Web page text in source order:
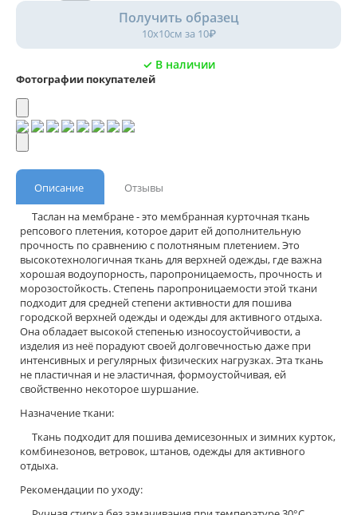
Получить образец
10х10см за 10₽
✓ В наличии
Фотографии покупателей
Описание
Отзывы
Таслан на мембране - это мембранная курточная ткань
репсового плетения, которое дарит ей дополнительную
прочность по сравнению с полотняным плетением. Это
высокотехнологичная ткань для верхней одежды, где важна
хорошая водоупорность, паропроницаемость, прочность и
морозостойкость. Степень паропроницаемости этой ткани
подходит для средней степени активности для пошива
городской верхней одежды и одежды для активного отдыха.
Она обладает высокой степенью износоустойчивости, а
изделия из неё порадуют своей долговечностью даже при
интенсивных и регулярных физических нагрузках. Эта ткань
не пластичная и не эластичная, формоустойчивая, ей
свойственно некоторое шуршание.
Назначение ткани:
Ткань подходит для пошива демисезонных и зимних курток,
комбинезонов, ветровок, штанов, одежды для активного
отдыха.
Рекомендации по уходу: